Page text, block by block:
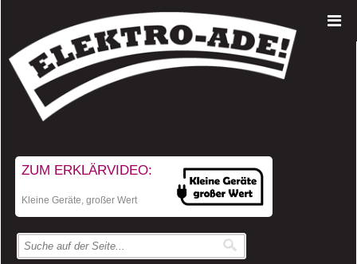
ZUM ERKLÄRVIDEO:
Kleine Geräte, großer Wert